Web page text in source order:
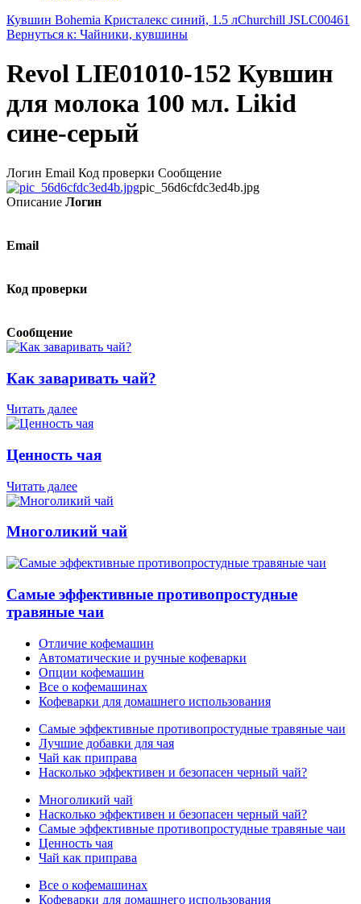
Кувшин Bohemia Кристалекс синий, 1.5 лChurchill JSLC00461
Вернуться к: Чайники, кувшины
Revol LIE01010-152 Кувшин
для молока 100 мл. Likid
сине-серый
Логин Email Код проверки Сообщение
pic_56d6cfdc3ed4b.jpg
Описание Логин
Email
Код проверки
Сообщение
Как заваривать чай?
Читать далее
Ценность чая
Читать далее
Многоликий чай
Самые эффективные противопростудные
травяные чаи
Отличие кофемашин
Автоматические и ручные кофеварки
Опции кофемашин
Все о кофемашинах
Кофеварки для домашнего использования
Самые эффективные противопростудные травяные чаи
Лучшие добавки для чая
Чай как приправа
Насколько эффективен и безопасен черный чай?
Многоликий чай
Насколько эффективен и безопасен черный чай?
Самые эффективные противопростудные травяные чаи
Ценность чая
Чай как приправа
Все о кофемашинах
Кофеварки для домашнего использования